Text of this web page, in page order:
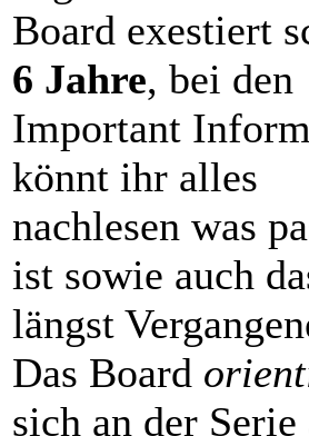
Board exestiert
6 Jahre, bei den
Important
könnt ihr alles
nachlesen was
ist sowie auch
längst
Das Board
sich an der Serie